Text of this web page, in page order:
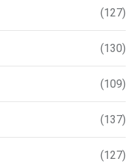
(127)
(130)
(109)
(137)
(127)